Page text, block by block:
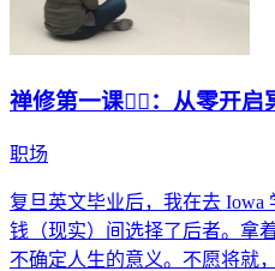
禅修第一课🧘‍♀️：从零开启
职场
复旦英文毕业后，我在去
钱（现实）间选择了后者。拿
不确定人生的意义。不愿将就